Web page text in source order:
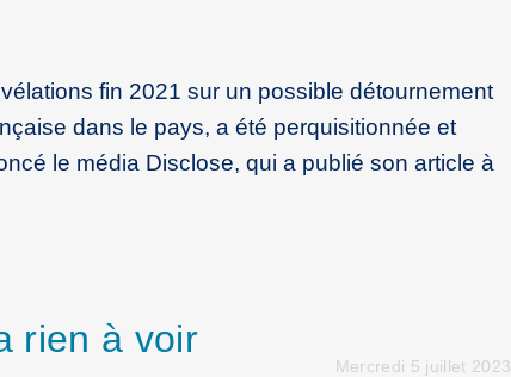
fin 2021 sur un possible détournement
dans le pays, a été perquisitionnée et
le média Disclose, qui a publié son article à
rien à voir
Mercredi 5 juillet 2023